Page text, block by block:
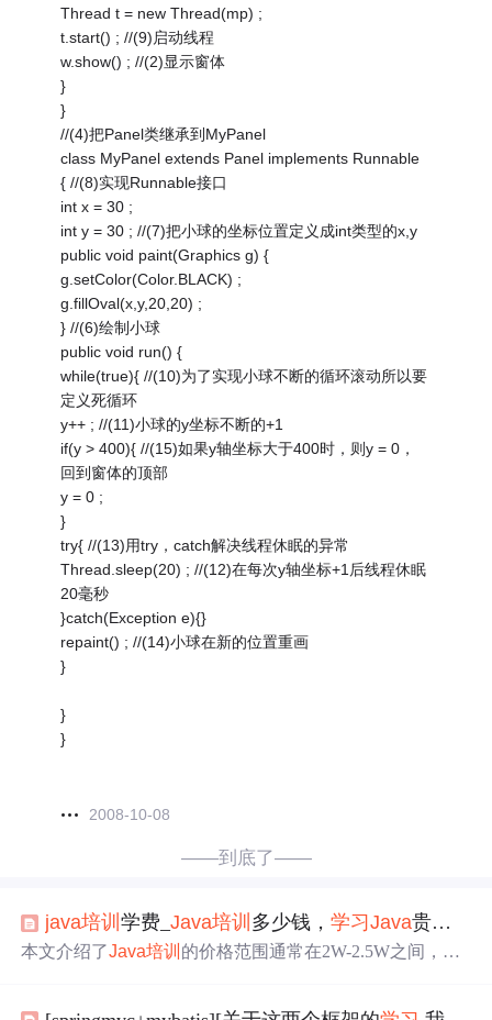
Thread t = new Thread(mp) ;
t.start() ; //(9)启动线程
w.show() ; //(2)显示窗体
}
}
//(4)把Panel类继承到MyPanel
class MyPanel extends Panel implements Runnable
{ //(8)实现Runnable接口
int x = 30 ;
int y = 30 ; //(7)把小球的坐标位置定义成int类型的x,y
public void paint(Graphics g) {
g.setColor(Color.BLACK) ;
g.fillOval(x,y,20,20) ;
} //(6)绘制小球
public void run() {
while(true){ //(10)为了实现小球不断的循环滚动所以要
定义死循环
y++ ; //(11)小球的y坐标不断的+1
if(y > 400){ //(15)如果y轴坐标大于400时，则y = 0，
回到窗体的顶部
y = 0 ;
}
try{ //(13)用try，catch解决线程休眠的异常
Thread.sleep(20) ; //(12)在每次y轴坐标+1后线程休眠
20毫秒
}catch(Exception e){}
repaint() ; //(14)小球在新的位置重画
}
}
}
2008-10-08
——到底了——
java培训学费_Java培训 多少钱，学习Java贵不贵？
本文介绍了Java培训 的价格范围通常在2W-2.5W之间，并